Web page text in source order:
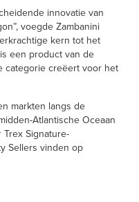
innovatie van
voegde Zambanini
kern tot het
een product van de
categorie creëert voor het
markten langs de
Atlantische Oceaan
Signature-
Sellers vinden op